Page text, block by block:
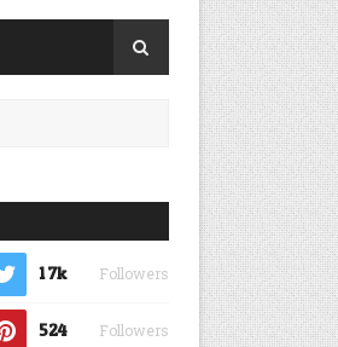
1.7k Followers
524 Followers